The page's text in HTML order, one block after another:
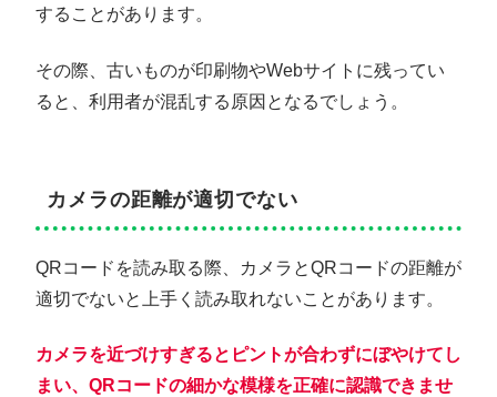
することがあります。
その際、古いものが印刷物やWebサイトに残ってい
ると、利用者が混乱する原因となるでしょう。
カメラの距離が適切でない
QRコードを読み取る際、カメラとQRコードの距離が
適切でないと上手く読み取れないことがあります。
カメラを近づけすぎるとピントが合わずにぼやけてし
まい、QRコードの細かな模様を正確に認識できませ